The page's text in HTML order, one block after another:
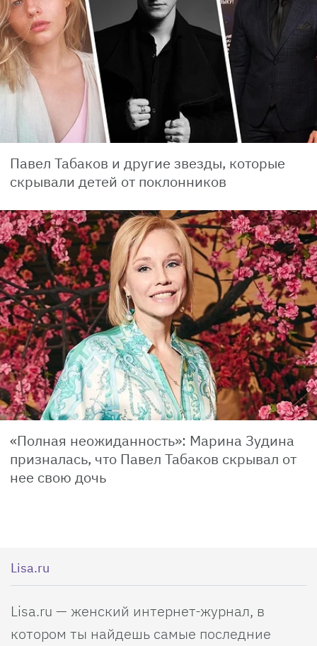
Павел Табаков и другие звезды, которые
скрывали детей от поклонников
«Полная неожиданность»: Марина Зудина
призналась, что Павел Табаков скрывал от
нее свою дочь
Lisa.ru
Lisa.ru — женский интернет-журнал, в
котором ты найдешь самые последние